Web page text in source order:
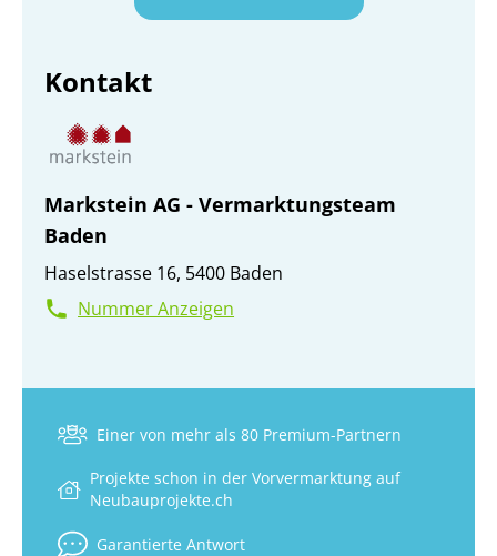
Kontakt
Markstein AG - Vermarktungsteam
Baden
Haselstrasse 16, 5400 Baden
Nummer Anzeigen
Einer von mehr als 80 Premium-Partnern
Projekte schon in der Vorvermarktung auf
Neubauprojekte.ch
Garantierte Antwort